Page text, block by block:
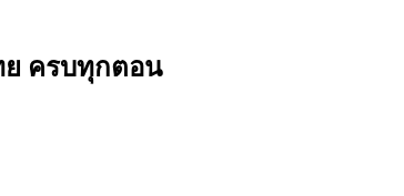
ย ครบทุกตอน